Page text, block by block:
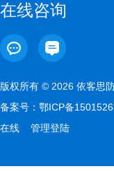
在线咨询
版权所有 © 2026 依客思
备案号： 鄂ICP备
在线
管理登陆